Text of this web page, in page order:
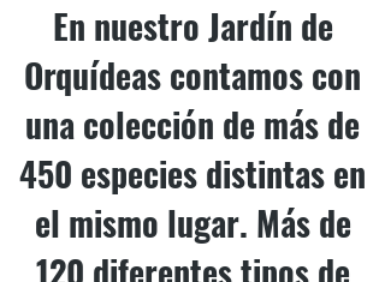
En nuestro Jardín de
Orquídeas contamos con
una colección de más de
450 especies distintas en
el mismo lugar. Más de
120 diferentes tipos de